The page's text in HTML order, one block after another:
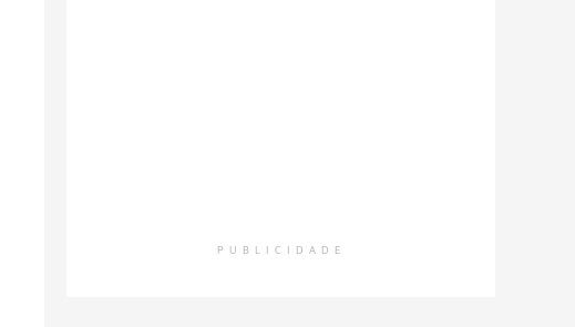
PUBLICIDADE